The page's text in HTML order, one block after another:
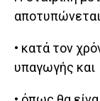
• κατά τον
υπαγωγής και